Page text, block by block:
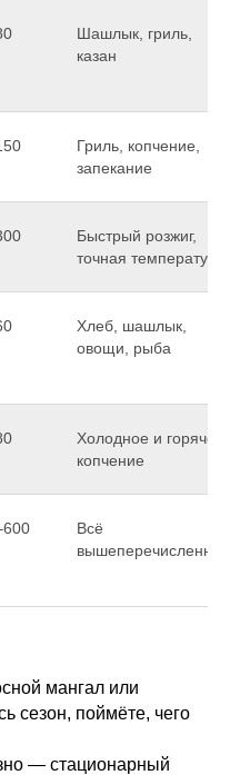
Шашлык, гриль,
казан
Гриль, копчение,
запекание
Быстрый розжиг,
точная температура
Хлеб, шашлык,
овощи, рыба
Холодное и горячее
копчение
Всё
вышеперечисленное
мангал или
сезон, поймёте, чего
— стационарный